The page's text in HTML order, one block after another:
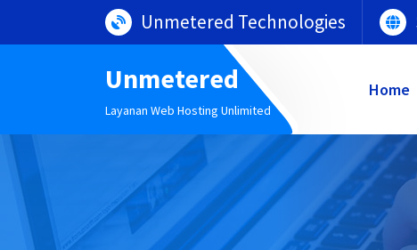
Unmetered Technologies
Unmetered
Layanan Web Hosting Unlimited
Home